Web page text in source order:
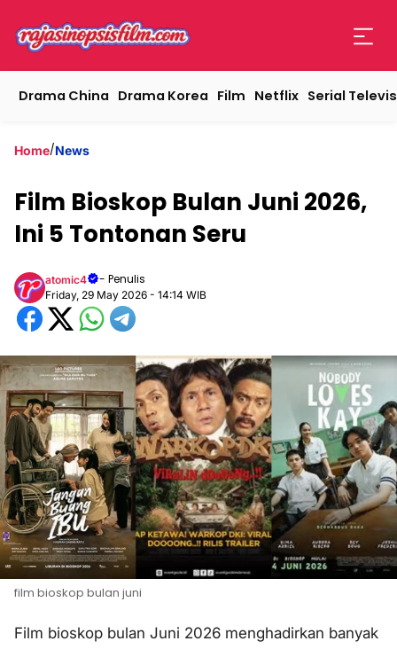
Drama China Drama Korea Film Netflix Serial
Home/News
Film Bioskop Bulan Juni 2026,
Ini 5 Tontonan Seru
atomic4 - Penulis
Friday, 29 May 2026 - 14:14 WIB
film bioskop bulan juni
Film bioskop bulan Juni 2026 menghadirkan banyak